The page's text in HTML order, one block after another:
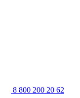
8 800 200 20 62